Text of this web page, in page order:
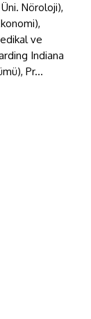
Nöroloji),
ve
Indiana
Pr...